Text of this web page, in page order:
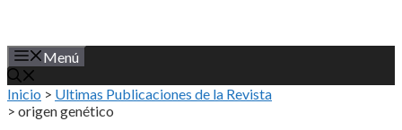
Menú
Inicio > Ultimas Publicaciones de la Revista
> origen genético